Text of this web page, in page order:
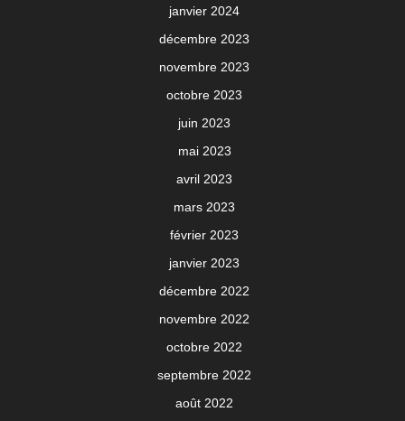
janvier 2024
décembre 2023
novembre 2023
octobre 2023
juin 2023
mai 2023
avril 2023
mars 2023
février 2023
janvier 2023
décembre 2022
novembre 2022
octobre 2022
septembre 2022
août 2022